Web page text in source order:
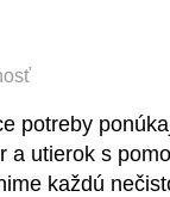
potreby
a utierok s
každú